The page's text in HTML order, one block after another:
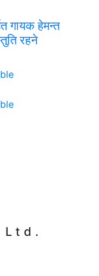
गायक हेमन्त
रहने
Ltd.